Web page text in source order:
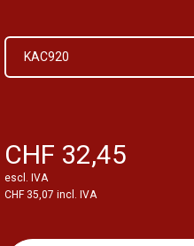
KAC920
CHF 32,45
escl. IVA
CHF 35,07 incl. IVA